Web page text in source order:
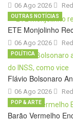
06 Ago 2026
ETE Monjolinho
06 Ago 2026
OUTRAS NOTÍCIAS
Flávio Bolsonaro
06 Ago 2026
POLÍTICA
Barão Vermelho
POP & ARTE